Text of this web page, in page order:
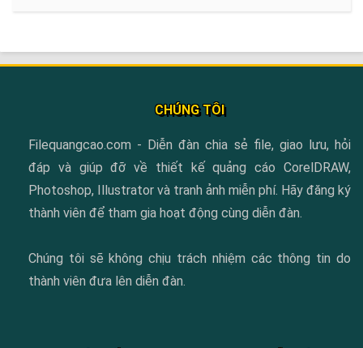
CHÚNG TÔI
Filequangcao.com - Diễn đàn chia sẻ file, giao lưu, hỏi
đáp và giúp đỡ về thiết kế quảng cáo CorelDRAW,
Photoshop, Illustrator và tranh ảnh miễn phí. Hãy đăng ký
thành viên để tham gia hoạt động cùng diễn đàn.
Chúng tôi sẽ không chịu trách nhiệm các thông tin do
thành viên đưa lên diễn đàn.